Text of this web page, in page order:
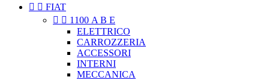
  FIAT
  1100 A B E
ELETTRICO
CARROZZERIA
ACCESSORI
INTERNI
MECCANICA